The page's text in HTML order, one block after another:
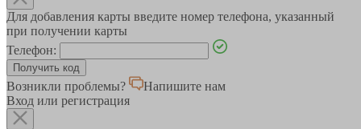
Для добавления карты введите номер телефона, указанный
при получении карты
Телефон:
Возникли проблемы?
Напишите нам
Вход или регистрация